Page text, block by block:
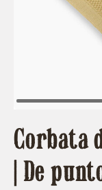
Corbata
| De